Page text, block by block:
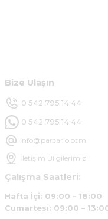
Bize Ulaşın
0 542 795 14 44
0 542 795 14 44
info@parcario.com
İletişim Bilgilerimiz
Çalışma Saatleri:
Hafta İçi: 09:00 – 18:00
Cumartesi: 09:00 –